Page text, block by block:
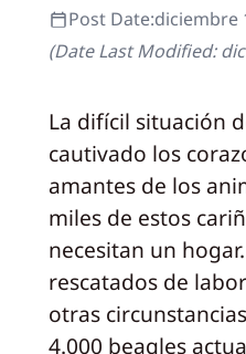
Post Date:diciembre
(Date Last Modified:
La difícil situación
cautivado los
amantes de los
miles de estos
necesitan un
rescatados de
otras
4.000 beagles